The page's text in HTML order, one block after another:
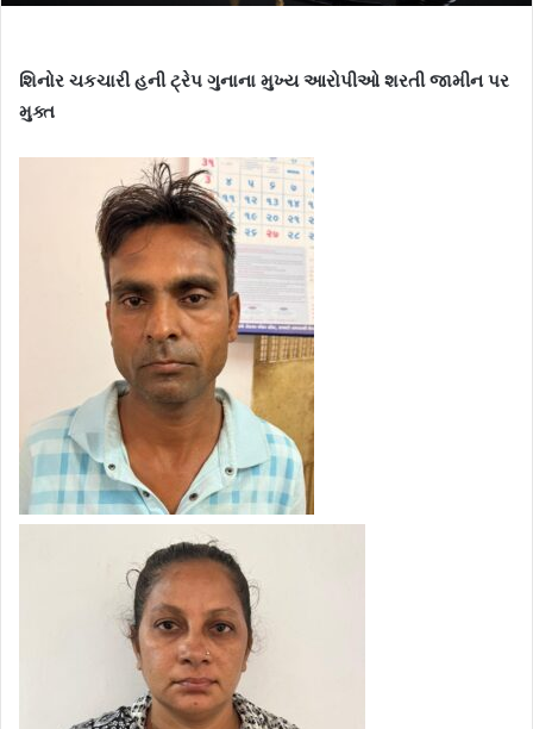
શિનોર ચકચારી હની ટ્રેપ ગુનાના મુખ્ય આરોપીઓ શરતી જામીન પર
મુક્ત